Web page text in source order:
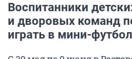
Воспитанники
и дворовых команд
играть в мини-футбол